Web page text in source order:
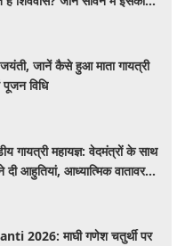
जानें कैसे हुआ माता गायत्री
विधि
गायत्री महायज्ञ: वेदमंत्रों के साथ
आहुतियां, आध्यात्मिक वातावरण
2026: माघी गणेश चतुर्थी पर